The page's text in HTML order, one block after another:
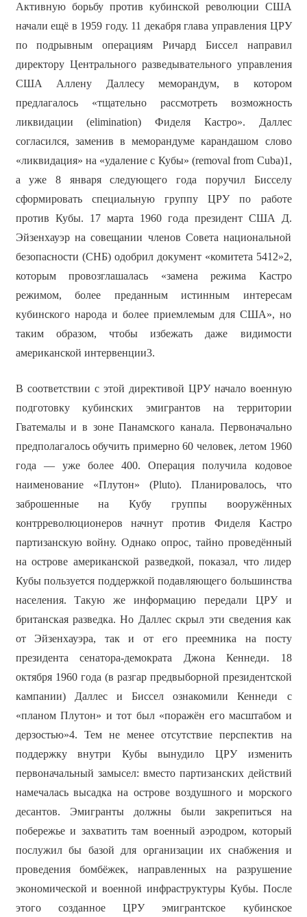
Активную борьбу против кубинской революции США
начали ещё в 1959 году. 11 декабря глава управления ЦРУ
по подрывным операциям Ричард Биссел направил
директору Центрального разведывательного управления
США Аллену Даллесу меморандум, в котором
предлагалось «тщательно рассмотреть возможность
ликвидации (elimination) Фиделя Кастро». Даллес
согласился, заменив в меморандуме карандашом слово
«ликвидация» на «удаление с Кубы» (removal from Cuba)1,
а уже 8 января следующего года поручил Бисселу
сформировать специальную группу ЦРУ по работе
против Кубы. 17 марта 1960 года президент США Д.
Эйзенхауэр на совещании членов Совета национальной
безопасности (СНБ) одобрил документ «комитета 5412»2,
которым провозглашалась «замена режима Кастро
режимом, более преданным истинным интересам
кубинского народа и более приемлемым для США», но
таким образом, чтобы избежать даже видимости
американской интервенции3.
В соответствии с этой директивой ЦРУ начало военную
подготовку кубинских эмигрантов на территории
Гватемалы и в зоне Панамского канала. Первоначально
предполагалось обучить примерно 60 человек, летом 1960
года — уже более 400. Операция получила кодовое
наименование «Плутон» (Pluto). Планировалось, что
заброшенные на Кубу группы вооружённых
контрреволюционеров начнут против Фиделя Кастро
партизанскую войну. Однако опрос, тайно проведённый
на острове американской разведкой, показал, что лидер
Кубы пользуется поддержкой подавляющего большинства
населения. Такую же информацию передали ЦРУ и
британская разведка. Но Даллес скрыл эти сведения как
от Эйзенхауэра, так и от его преемника на посту
президента сенатора-демократа Джона Кеннеди. 18
октября 1960 года (в разгар предвыборной президентской
кампании) Даллес и Биссел ознакомили Кеннеди с
«планом Плутон» и тот был «поражён его масштабом и
дерзостью»4. Тем не менее отсутствие перспектив на
поддержку внутри Кубы вынудило ЦРУ изменить
первоначальный замысел: вместо партизанских действий
намечалась высадка на острове воздушного и морского
десантов. Эмигранты должны были закрепиться на
побережье и захватить там военный аэродром, который
послужил бы базой для организации их снабжения и
проведения бомбёжек, направленных на разрушение
экономической и военной инфраструктуры Кубы. После
этого созданное ЦРУ эмигрантское кубинское